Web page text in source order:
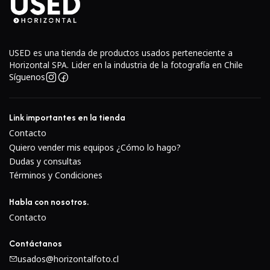
USED es una tienda de productos usados perteneciente a
Horizontal SPA. Lider en la industria de la fotografía en Chile
Síguenos
Link importantes en la tienda
Contacto
Quiero vender mis equipos ¿Cómo lo hago?
Dudas y consultas
Términos y Condiciones
Habla con nosotros.
Contacto
Contáctanos
usados@horizontalfoto.cl